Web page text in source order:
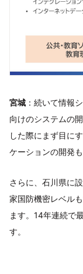
宮城 ：続いて情報
向けのシステムの
した際にまず目に
ケーションの開発
さらに、石川県に
家国防機密レベル
ます。14年連続で
す。